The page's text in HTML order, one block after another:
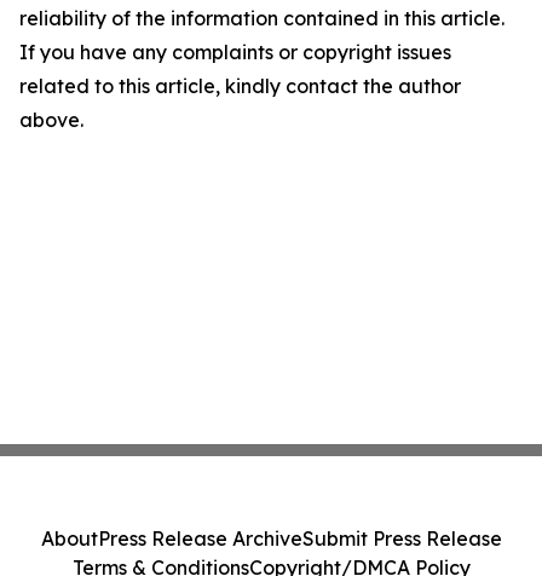
reliability of the information contained in this article.
If you have any complaints or copyright issues
related to this article, kindly contact the author
above.
AboutPress Release ArchiveSubmit Press Release
Terms & ConditionsCopyright/DMCA Policy